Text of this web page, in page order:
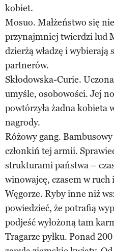
kobiet.
Mosuo. Małżeństwo się
przynajmniej twierdzi lud
dzierżą władzę i wybierają
partnerów.
Skłodowska-Curie.
umyśle, osobowości. Jej
powtórzyła żadna
nagrody.
Różowy gang.
członkiń tej armii.
strukturami państwa –
winowajcę, czasem w ruch
Węgorze. Ryby inne niż
powiedzieć, że potrafią
podjeść wyłożoną tam
Tragarze pyłku. Ponad